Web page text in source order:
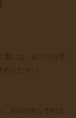
際には、以下の注意
ください。
当日の急な予約は